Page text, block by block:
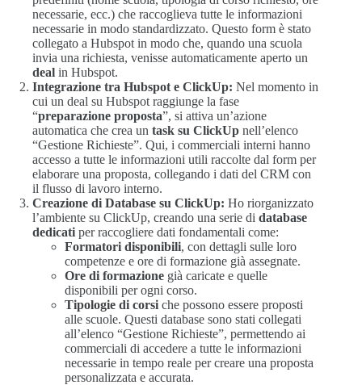
necessarie, ecc.) che raccoglieva tutte le informazioni
necessarie in modo standardizzato. Questo form è stato
collegato a Hubspot in modo che, quando una scuola
invia una richiesta, venisse automaticamente aperto un
deal in Hubspot.
Integrazione tra Hubspot e ClickUp: Nel momento in
cui un deal su Hubspot raggiunge la fase
“preparazione proposta”, si attiva un’azione
automatica che crea un task su ClickUp nell’elenco
“Gestione Richieste”. Qui, i commerciali interni hanno
accesso a tutte le informazioni utili raccolte dal form per
elaborare una proposta, collegando i dati del CRM con
il flusso di lavoro interno.
Creazione di Database su ClickUp: Ho riorganizzato
l’ambiente su ClickUp, creando una serie di database
dedicati per raccogliere dati fondamentali come:
Formatori disponibili, con dettagli sulle loro
competenze e ore di formazione già assegnate.
Ore di formazione già caricate e quelle
disponibili per ogni corso.
Tipologie di corsi che possono essere proposti
alle scuole. Questi database sono stati collegati
all’elenco “Gestione Richieste”, permettendo ai
commerciali di accedere a tutte le informazioni
necessarie in tempo reale per creare una proposta
personalizzata e accurata.